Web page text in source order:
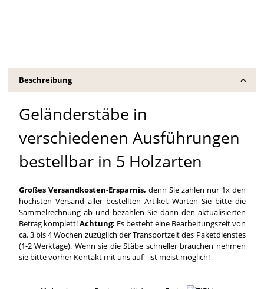
Beschreibung
Geländerstäbe in
verschiedenen Ausführungen
bestellbar in 5 Holzarten
Großes Versandkosten-Ersparnis, denn Sie zahlen nur 1x den
höchsten Versand aller bestellten Artikel. Warten Sie bitte die
Sammelrechnung ab und bezahlen Sie dann den aktualisierten
Betrag komplett!Achtung: Es besteht eine Bearbeitungszeit von
ca. 3 bis 4 Wochen zuzüglich der Transportzeit des Paketdienstes
(1-2 Werktage). Wenn sie die Stäbe schneller brauchen nehmen
sie bitte vorher Kontakt mit uns auf - ist meist möglich!